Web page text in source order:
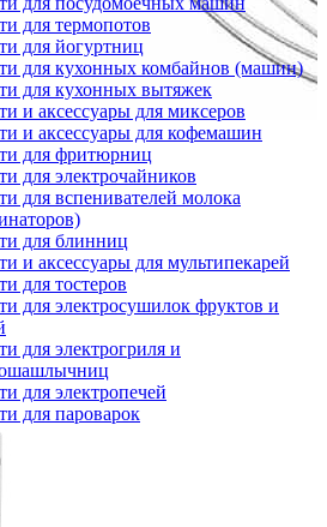
для термопотов
для йогуртниц
для кухонных комбайнов (машин)
для кухонных вытяжек
и аксессуары для миксеров
и аксессуары для кофемашин
для фритюрниц
для электрочайников
для вспенивателей молока
для блинниц
и аксессуары для мультипекарей
для тостеров
для электросушилок фруктов и
для электрогриля и
для электропечей
для пароварок